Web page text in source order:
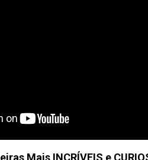
Mais INCRÍVEIS e